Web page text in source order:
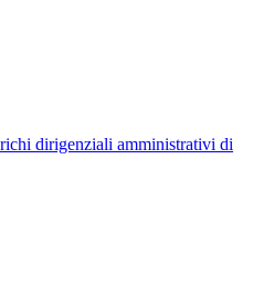
dirigenziali amministrativi di